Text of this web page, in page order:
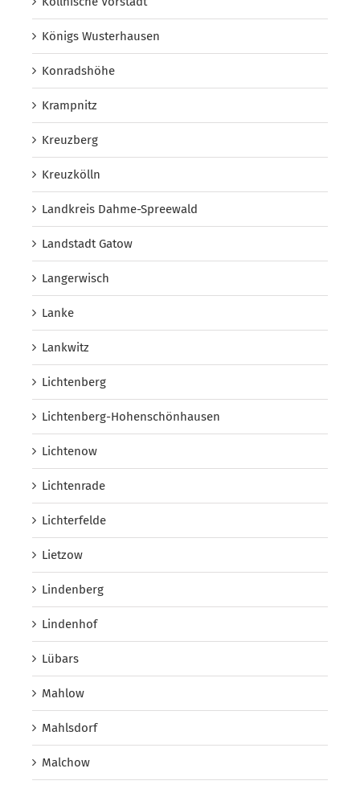
Königs Wusterhausen
Konradshöhe
Krampnitz
Kreuzberg
Kreuzkölln
Landkreis Dahme-Spreewald
Landstadt Gatow
Langerwisch
Lanke
Lankwitz
Lichtenberg
Lichtenberg-Hohenschönhausen
Lichtenow
Lichtenrade
Lichterfelde
Lietzow
Lindenberg
Lindenhof
Lübars
Mahlow
Mahlsdorf
Malchow